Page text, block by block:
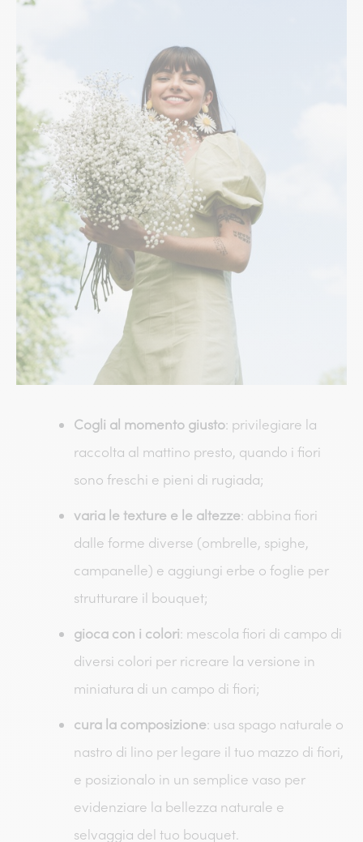
Cogli al momento giusto: privilegiare la
raccolta al mattino presto, quando i fiori
sono freschi e pieni di rugiada;
varia le texture e le altezze: abbina fiori
dalle forme diverse (ombrelle, spighe,
campanelle) e aggiungi erbe o foglie per
strutturare il bouquet;
gioca con i colori: mescola fiori di campo di
diversi colori per ricreare la versione in
miniatura di un campo di fiori;
cura la composizione: usa spago naturale o
nastro di lino per legare il tuo mazzo di fiori,
e posizionalo in un semplice vaso per
evidenziare la bellezza naturale e
selvaggia del tuo bouquet.